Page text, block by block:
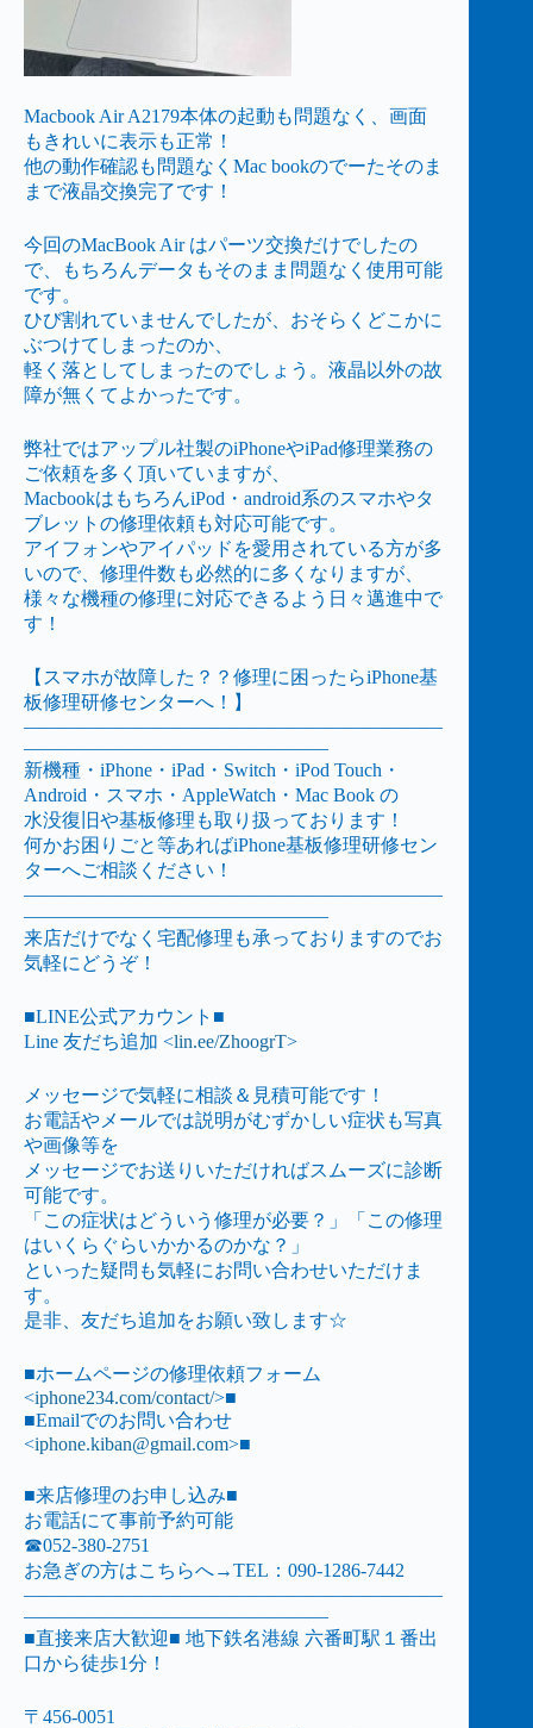
Macbook Air A2179本体の起動も問題なく、画面
もきれいに表示も正常！
他の動作確認も問題なくMac bookのでーたそのま
まで液晶交換完了です！
今回のMacBook Air はパーツ交換だけでしたの
で、もちろんデータもそのまま問題なく使用可能
です。
ひび割れていませんでしたが、おそらくどこかに
ぶつけてしまったのか、
軽く落としてしまったのでしょう。液晶以外の故
障が無くてよかったです。
弊社ではアップル社製のiPhoneやiPad修理業務の
ご依頼を多く頂いていますが、
MacbookはもちろんiPod・android系のスマホやタ
ブレットの修理依頼も対応可能です。
アイフォンやアイパッドを愛用されている方が多
いので、修理件数も必然的に多くなりますが、
様々な機種の修理に対応できるよう日々邁進中で
す！
【スマホが故障した？？修理に困ったらiPhone基
板修理研修センターへ！】
——————————————————————
————————————————
新機種・iPhone・iPad・Switch・iPod Touch・
Android・スマホ・AppleWatch・Mac Book の
水没復旧や基板修理も取り扱っております！
何かお困りごと等あればiPhone基板修理研修セン
ターへご相談ください！
——————————————————————
————————————————
来店だけでなく宅配修理も承っておりますのでお
気軽にどうぞ！
■LINE公式アカウント■
Line 友だち追加 <lin.ee/ZhoogrT>
メッセージで気軽に相談＆見積可能です！
お電話やメールでは説明がむずかしい症状も写真
や画像等を
メッセージでお送りいただければスムーズに診断
可能です。
「この症状はどういう修理が必要？」「この修理
はいくらぐらいかかるのかな？」
といった疑問も気軽にお問い合わせいただけま
す。
是非、友だち追加をお願い致します☆
■ホームページの修理依頼フォーム
<iphone234.com/contact/>■
■Emailでのお問い合わせ
<iphone.kiban@gmail.com>■
■来店修理のお申し込み■
お電話にて事前予約可能
☎052-380-2751
お急ぎの方はこちらへ→TEL：090-1286-7442
——————————————————————
————————————————
■直接来店大歓迎■ 地下鉄名港線 六番町駅１番出
口から徒歩1分！
〒456-0051